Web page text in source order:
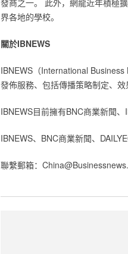
發商之一。 此外，網龍近年積極
界各地的學校。‎
‎關於IBNEWS‎
‎IBNEWS（‎‎International Business
發佈服務、包括傳播策略制定、
‎IBNEWS目前擁有BNC商業新聞、
‎IBNEWS、BNC商業新聞、
聯繫郵箱：